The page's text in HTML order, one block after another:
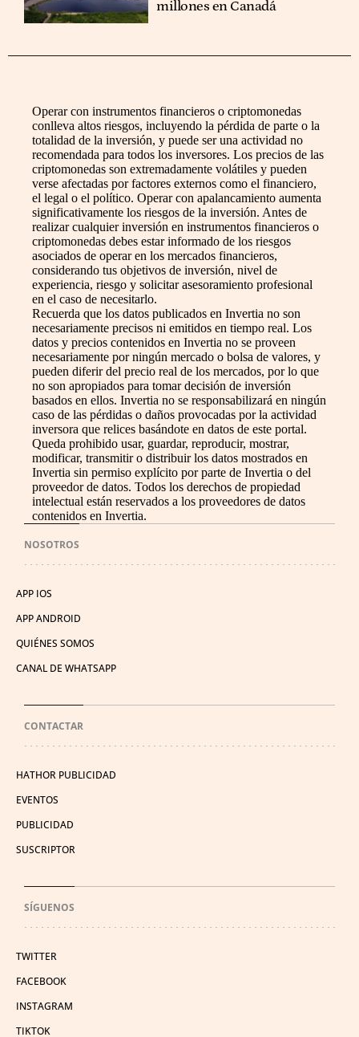
millones en Canadá
Operar con instrumentos financieros o criptomonedas
conlleva altos riesgos, incluyendo la pérdida de parte o la
totalidad de la inversión, y puede ser una actividad no
recomendada para todos los inversores. Los precios de las
criptomonedas son extremadamente volátiles y pueden
verse afectadas por factores externos como el financiero,
el legal o el político. Operar con apalancamiento aumenta
significativamente los riesgos de la inversión. Antes de
realizar cualquier inversión en instrumentos financieros o
criptomonedas debes estar informado de los riesgos
asociados de operar en los mercados financieros,
considerando tus objetivos de inversión, nivel de
experiencia, riesgo y solicitar asesoramiento profesional
en el caso de necesitarlo.
Recuerda que los datos publicados en Invertia no son
necesariamente precisos ni emitidos en tiempo real. Los
datos y precios contenidos en Invertia no se proveen
necesariamente por ningún mercado o bolsa de valores, y
pueden diferir del precio real de los mercados, por lo que
no son apropiados para tomar decisión de inversión
basados en ellos. Invertia no se responsabilizará en ningún
caso de las pérdidas o daños provocadas por la actividad
inversora que relices basándote en datos de este portal.
Queda prohibido usar, guardar, reproducir, mostrar,
modificar, transmitir o distribuir los datos mostrados en
Invertia sin permiso explícito por parte de Invertia o del
proveedor de datos. Todos los derechos de propiedad
intelectual están reservados a los proveedores de datos
contenidos en Invertia.
NOSOTROS
APP IOS
APP ANDROID
QUIÉNES SOMOS
CANAL DE WHATSAPP
CONTACTAR
HATHOR PUBLICIDAD
EVENTOS
PUBLICIDAD
SUSCRIPTOR
SÍGUENOS
TWITTER
FACEBOOK
INSTAGRAM
TIKTOK